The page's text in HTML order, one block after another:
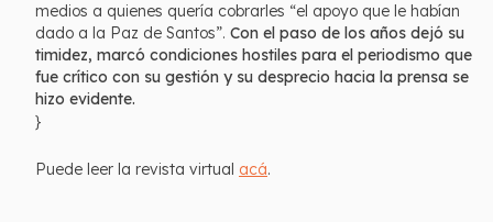
medios a quienes quería cobrarles “el apoyo que le habían
dado a la Paz de Santos”. Con el paso de los años dejó su
timidez, marcó condiciones hostiles para el periodismo que
fue crítico con su gestión y su desprecio hacia la prensa se
hizo evidente.
}
Puede leer la revista virtual acá.